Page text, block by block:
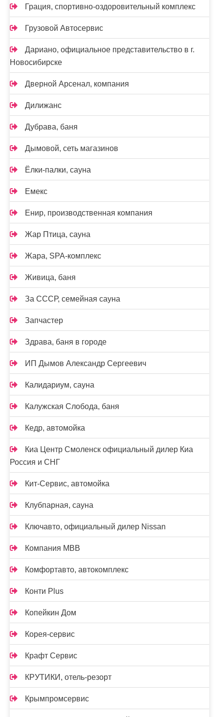
Грация, спортивно-оздоровительный комплекс
Грузовой Автосервис
Дариано, официальное представительство в г.
Новосибирске
Дверной Арсенал, компания
Дилижанс
Дубрава, баня
Дымовой, сеть магазинов
Ёлки-палки, сауна
Емекс
Енир, производственная компания
Жар Птица, сауна
Жара, SPA-комплекс
Живица, баня
За СССР, семейная сауна
Запчастер
Здрава, баня в городе
ИП Дымов Александр Сергеевич
Калидариум, сауна
Калужская Слобода, баня
Кедр, автомойка
Киа Центр Смоленск официальный дилер Киа
Россия и СНГ
Кит-Сервис, автомойка
Клубпарная, сауна
Ключавто, официальный дилер Nissan
Компания МВВ
Комфортавто, автокомплекс
Конти Plus
Копейкин Дом
Корея-сервис
Крафт Сервис
КРУТИКИ, отель-резорт
Крымпромсервис